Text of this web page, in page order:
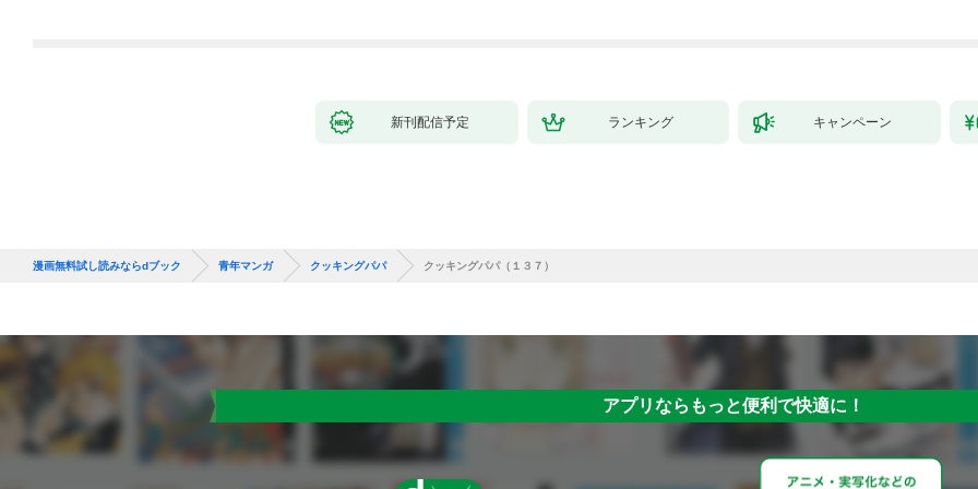
新刊配信予定 ランキング キャンペーン
漫画無料試し読みならdブック 青年マンガ クッキングパパ クッキングパパ（１３７）
アプリならもっと便利で快適に！